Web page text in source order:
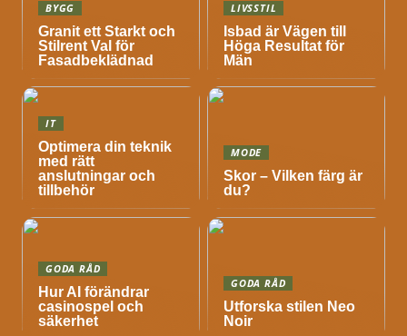
BYGG
Granit ett Starkt och
Stilrent Val för
Fasadbeklädnad
LIVSSTIL
Isbad är Vägen till
Höga Resultat för
Män
IT
Optimera din teknik
med rätt
anslutningar och
tillbehör
MODE
Skor – Vilken färg är
du?
GODA RÅD
Hur AI förändrar
casinospel och
säkerhet
GODA RÅD
Utforska stilen Neo
Noir